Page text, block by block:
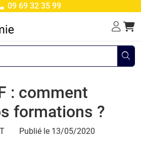
09 69 32 35 99
: comment
formations ?
Publié le 13/05/2020